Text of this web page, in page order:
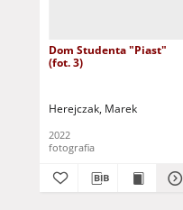
Dom Studenta "Piast"
(fot. 3)
Herejczak, Marek
2022
fotografia